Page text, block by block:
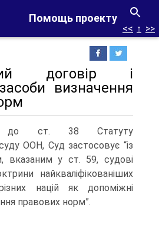
Помощь проекту
<< ↑ >>
договір і
визначення
до ст. 38 Статуту
ООН, Суд застосовує “із
вказаним у ст. 59, судові
найкваліфікованіших
різних націй як допоміжні
правових норм”.